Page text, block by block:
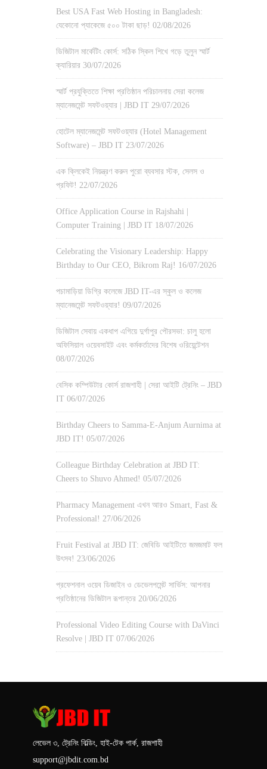
Best USA Fast Web Hosting in Bangladesh:
যেকোনো প্যাকেজে ৫০০ টাকা ছাড়! 02/08/2026
ডিজিটাল মার্কেটিং কোর্স: সঠিক স্কিল শিখে গড়ে তুলুন স্মার্ট
ক্যারিয়ার 30/07/2026
স্মার্ট প্রযুক্তিতে শিক্ষা প্রতিষ্ঠান পরিচালনায় সেরা কলেজ
ম্যানেজমেন্ট সফটওয়্যার | JBD IT 29/07/2026
হোটেল ম্যানেজমেন্ট সফটওয়্যার (Hotel Management
Software) – JBD IT 23/07/2026
এক ক্লিকেই নিয়ন্ত্রণ করুন পুরো ব্যবসার স্টক, সেলস ও
প্রফিট! 22/07/2026
Office Application Course in Rajshahi |
Computer Training | JBD IT 18/07/2026
Celebrating the Visionary Leadership: Happy
Birthday to Our CEO, Bikrom Raj! 16/07/2026
পচামাড়িয়া ডিগ্রি কলেজে JBD IT-এর স্কুল ও কলেজ
ম্যানেজমেন্ট সফটওয়্যার! 09/07/2026
ডিজিটাল সেবায় একধাপ এগিয়ে দুর্গাপুর পৌরসভা: চালু হলো
অফিসিয়াল ওয়েবসাইট এবং কর্মকর্তাদের বিশেষ ওরিয়েন্টেশন
08/07/2026
বেসিক কম্পিউটার কোর্স রাজশাহী | সেরা আইটি ট্রেনিং – JBD
IT 06/07/2026
Birthday Cheers to Samma-E-Anjum Aurnima at
JBD IT! 05/07/2026
Colleague Birthday Celebration at JBD IT:
Cheers to Shuvo Ahmed! 05/07/2026
Pharmacy Management এখন আরও Smart, Fast &
Professional! 27/06/2026
Fruit Festival at JBD IT: জেবিডি আইটিতে জমজমাট ফল
উৎসব! 23/06/2026
প্রফেশনাল ওয়েব ডিজাইন ও ডেভেলপমেন্ট সার্ভিস: আপনার
প্রতিষ্ঠানের ডিজিটাল রূপান্তর 20/06/2026
Professional Video Editing Course with DaVinci
Resolve | JBD IT 07/06/2026
লেভেল ৩, ট্রেনিং বিল্ডিং, হাই-টেক পার্ক, রাজশাহী
support@jbdit.com.bd